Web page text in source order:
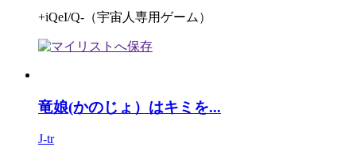
+iQeI/Q-（宇宙人専用ゲーム）
竜娘(かのじょ）はキミを...
J-tr